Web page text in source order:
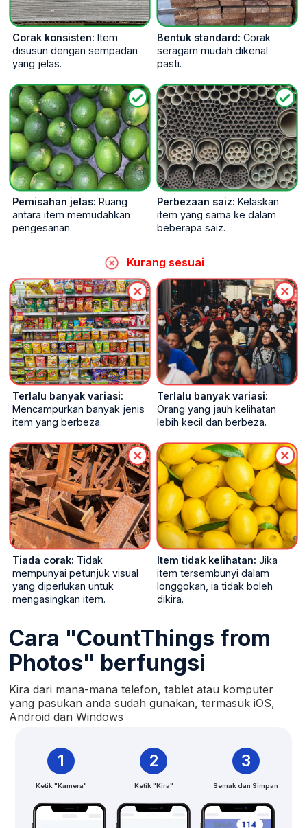
Corak konsisten: Item
disusun dengan sempadan
yang jelas.
Bentuk standard: Corak
seragam mudah dikenal
pasti.
Pemisahan jelas: Ruang
antara item memudahkan
pengesanan.
Perbezaan saiz: Kelaskan
item yang sama ke dalam
beberapa saiz.
Kurang sesuai
Terlalu banyak variasi:
Mencampurkan banyak jenis
item yang berbeza.
Terlalu banyak variasi:
Orang yang jauh kelihatan
lebih kecil dan berbeza.
Tiada corak: Tidak
mempunyai petunjuk visual
yang diperlukan untuk
mengasingkan item.
Item tidak kelihatan: Jika
item tersembunyi dalam
longgokan, ia tidak boleh
dikira.
Cara "CountThings from
Photos" berfungsi
Kira dari mana-mana telefon, tablet atau komputer
yang pasukan anda sudah gunakan, termasuk iOS,
Android dan Windows
1
Ketik "Kamera"
2
Ketik "Kira"
3
Semak dan Simpan